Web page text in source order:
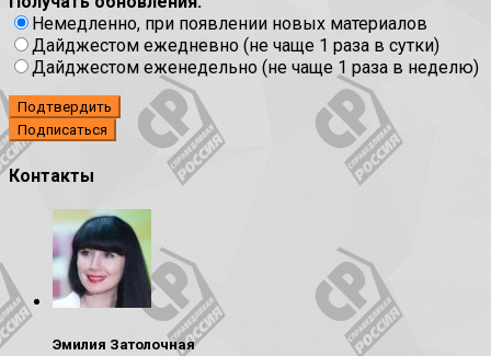
Немедленно, при появлении новых материалов
Дайджестом ежедневно (не чаще 1 раза в сутки)
Дайджестом еженедельно (не чаще 1 раза в неделю)
Подтвердить
Контакты
Эмилия Затолочная